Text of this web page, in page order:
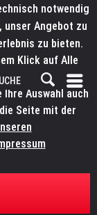
notwendig
unser Angebot zu
zu bieten.
Klick auf Alle
Sie in den
Auswahl auch
Seite mit der